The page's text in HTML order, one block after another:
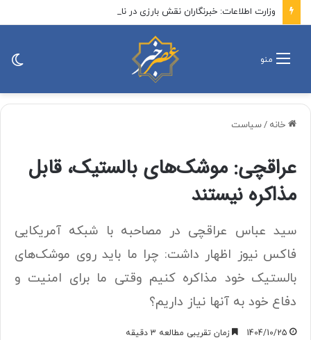
منو
خانه /سیاست
عراقچی: موشک‌های بالستیک، قابل
مذاکره نیستند
سید عباس عراقچی در مصاحبه با شبکه آمریکایی
فاکس نیوز اظهار داشت: چرا ما باید روی موشک‌های
بالستیک خود مذاکره کنیم وقتی ما برای امنیت و
دفاع خود به آنها نیاز داریم؟
1404/10/25 زمان تقریبی مطالعه 3 دقیقه